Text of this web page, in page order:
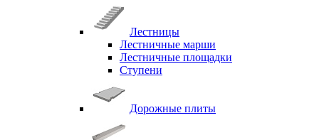
Лестницы
Лестничные марши
Лестничные площадки
Ступени
Дорожные плиты